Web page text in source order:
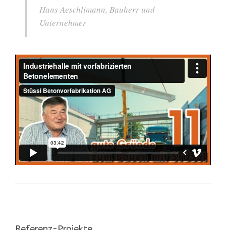
Hans Aeschlimann, Bauherr und
Unternehmer